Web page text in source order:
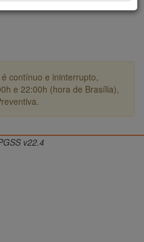
contínuo e ininterrupto,
e 22:00h (hora de Brasília),
v22.4